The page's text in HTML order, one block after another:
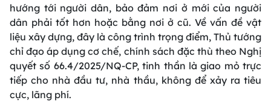
hướng tới người dân, bảo đảm nơi ở mới của người
dân phải tốt hơn hoặc bằng nơi ở cũ. Về vấn đề vật
liệu xây dựng, đây là công trình trọng điểm, Thủ tướng
chỉ đạo áp dụng cơ chế, chính sách đặc thù theo Nghị
quyết số 66.4/2025/NQ-CP, tinh thần là giao mỏ trực
tiếp cho nhà đầu tư, nhà thầu, không để xảy ra tiêu
cực, lãng phí.